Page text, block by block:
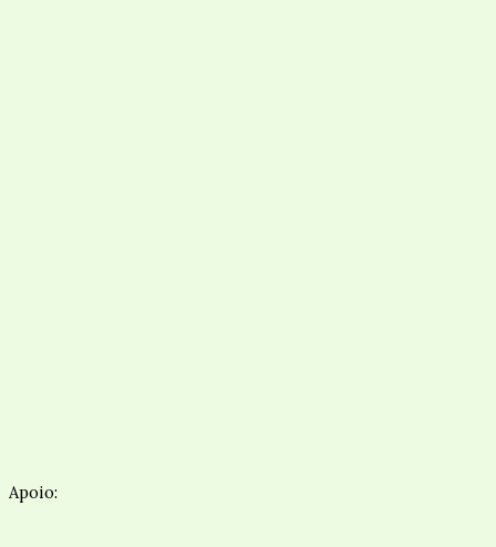
Apoio: